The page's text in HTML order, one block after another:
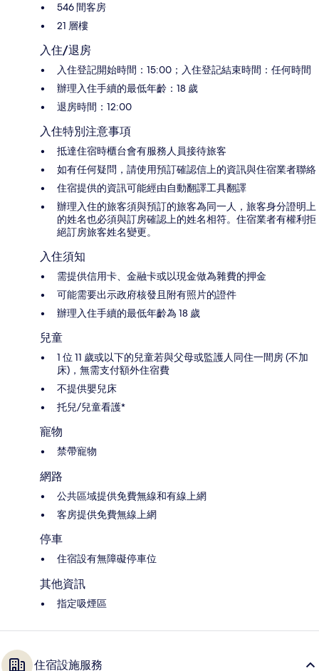
546 間客房
21 層樓
入住/退房
入住登記開始時間：15:00；入住登記結束時間：任何時間
辦理入住手續的最低年齡：18 歲
退房時間：12:00
入住特別注意事項
抵達住宿時櫃台會有服務人員接待旅客
如有任何疑問，請使用預訂確認信上的資訊與住宿業者聯絡
住宿提供的資訊可能經由自動翻譯工具翻譯
辦理入住的旅客須與預訂的旅客為同一人，旅客身分證明上
的姓名也必須與訂房確認上的姓名相符。住宿業者有權利拒
絕訂房旅客姓名變更。
入住須知
需提供信用卡、金融卡或以現金做為雜費的押金
可能需要出示政府核發且附有照片的證件
辦理入住手續的最低年齡為 18 歲
兒童
1 位 11 歲或以下的兒童若與父母或監護人同住一間房 (不加
床)，無需支付額外住宿費
不提供嬰兒床
托兒/兒童看護*
寵物
禁帶寵物
網路
公共區域提供免費無線和有線上網
客房提供免費無線上網
停車
住宿設有無障礙停車位
其他資訊
指定吸煙區
住宿設施服務